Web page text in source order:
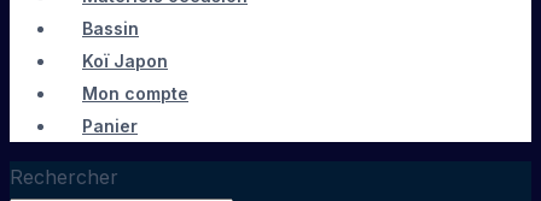
Bassin
Koï Japon
Mon compte
Panier
Rechercher